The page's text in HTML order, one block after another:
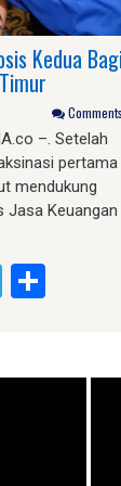
Kedua
–. Setelah
pertama
mendukung
Jasa Keuangan
Telegram